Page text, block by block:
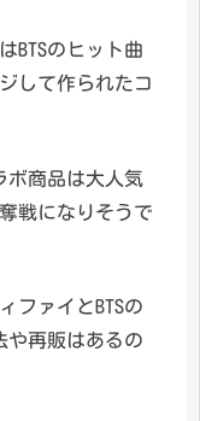
BTSのヒット曲
して作られたコ
ボ商品は大人気
戦になりそうで
ファイとBTSの
や再販はあるの